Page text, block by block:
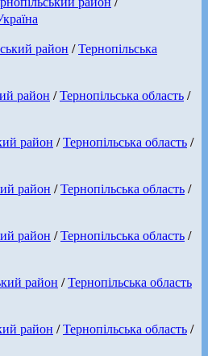
район /Тернопільська
район /Тернопільська область/
район /Тернопільська область/
район /Тернопільська область/
район /Тернопільська область/
район /Тернопільська область
район /Тернопільська область/